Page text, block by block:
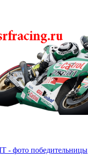
- фото победительницы